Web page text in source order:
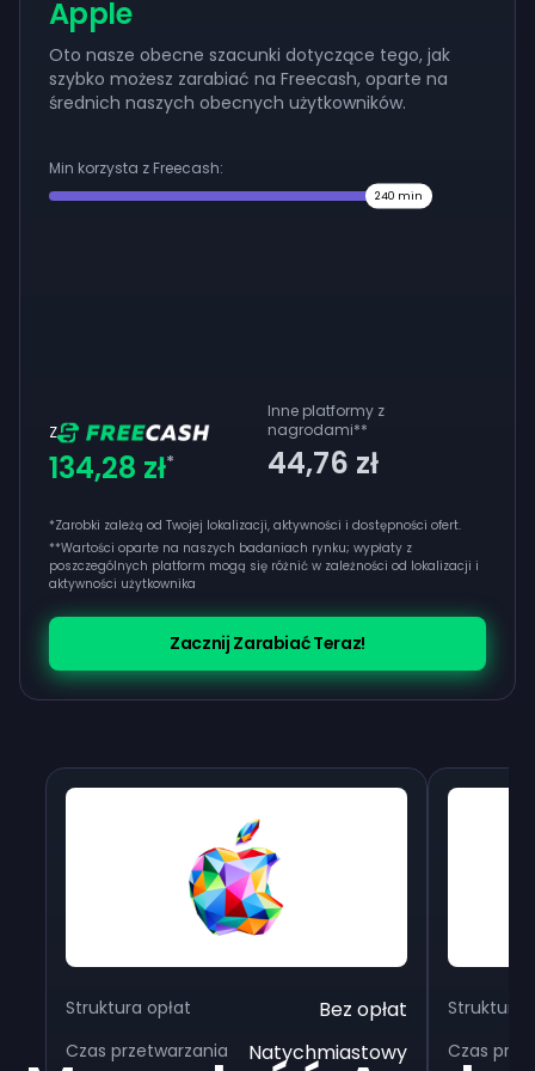
Apple
Oto nasze obecne szacunki dotyczące tego, jak
szybko możesz zarabiać na Freecash, oparte na
średnich naszych obecnych użytkowników.
Min korzysta z Freecash:
240 min
Z
134,28 zł*
Inne platformy z
nagrodami**
44,76 zł
*Zarobki zależą od Twojej lokalizacji, aktywności i dostępności ofert.
**Wartości oparte na naszych badaniach rynku; wypłaty z
poszczególnych platform mogą się różnić w zależności od lokalizacji i
aktywności użytkownika
Zacznij Zarabiać Teraz!
Struktura opłat Bez opłat
Czas przetwarzania Natychmiastowy
Struktura
Czas